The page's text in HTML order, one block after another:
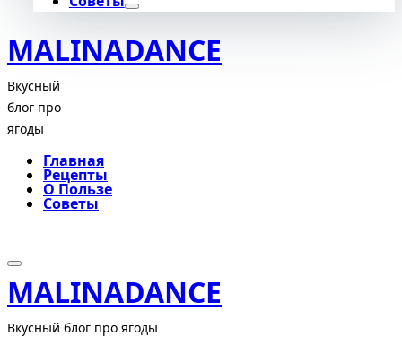
MALINADANCE
Вкусный
блог про
ягоды
Главная
Рецепты
О Пользе
Советы
MALINADANCE
Вкусный блог про ягоды